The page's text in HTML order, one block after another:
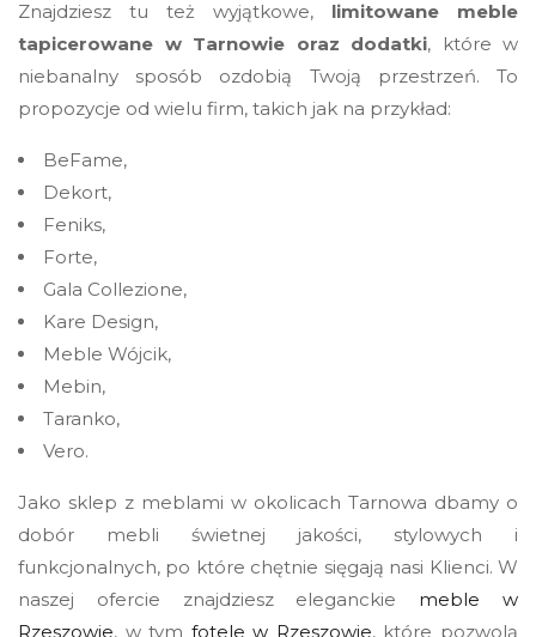
Znajdziesz tu też wyjątkowe, limitowane meble
tapicerowane w Tarnowie oraz dodatki, które w
niebanalny sposób ozdobią Twoją przestrzeń. To
propozycje od wielu firm, takich jak na przykład:
BeFame,
Dekort,
Feniks,
Forte,
Gala Collezione,
Kare Design,
Meble Wójcik,
Mebin,
Taranko,
Vero.
Jako sklep z meblami w okolicach Tarnowa dbamy o
dobór mebli świetnej jakości, stylowych i
funkcjonalnych, po które chętnie sięgają nasi Klienci. W
naszej ofercie znajdziesz eleganckie meble w
Rzeszowie, w tym fotele w Rzeszowie, które pozwolą